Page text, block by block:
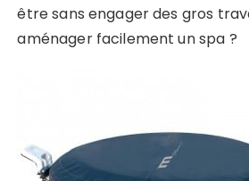
être sans engager des gros
aménager facilement un spa ?